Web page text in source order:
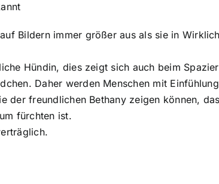
Bildern immer größer aus als sie in
Hündin, dies zeigt sich auch beim
Daher werden Menschen mit
der freundlichen Bethany zeigen können,
fürchten ist.